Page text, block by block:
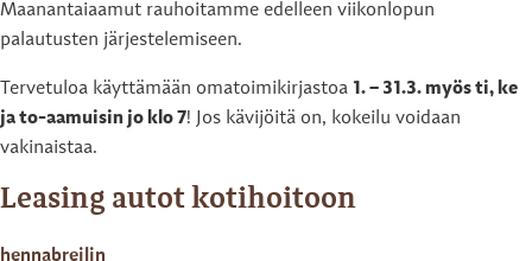
Maanantaiaamut rauhoitamme edelleen viikonlopun
palautusten järjestelemiseen.
Tervetuloa käyttämään omatoimikirjastoa 1. – 31.3. myös ti, ke
ja to-aamuisin jo klo 7! Jos kävijöitä on, kokeilu voidaan
vakinaistaa.
Leasing autot kotihoitoon
hennabreilin